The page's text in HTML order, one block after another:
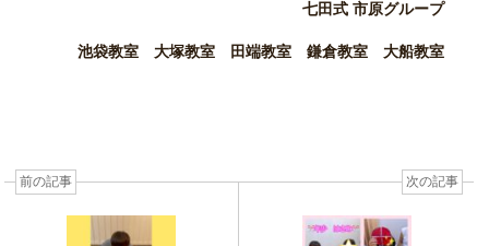
七田式 市原グループ
池袋教室 大塚教室 田端教室 鎌倉教室 大船教室
前の記事 次の記事